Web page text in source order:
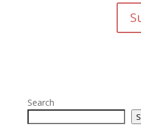
Search